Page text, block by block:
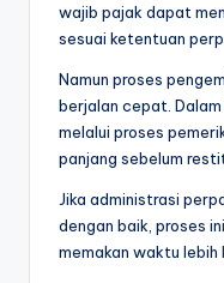
wajib pajak dapat
sesuai ketentuan
Namun proses
berjalan cepat.
melalui proses
panjang sebelum
Jika administrasi
dengan baik, proses
memakan waktu lebih